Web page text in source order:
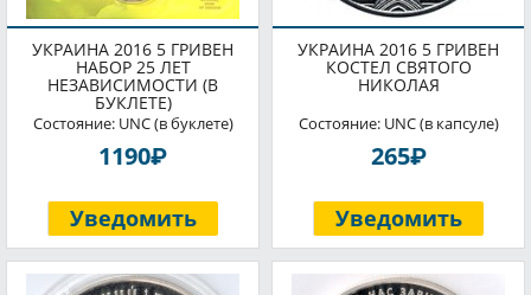
УКРАИНА 2016 5 ГРИВЕН
НАБОР 25 ЛЕТ
НЕЗАВИСИМОСТИ (В
БУКЛЕТЕ)
Состояние: UNC (в буклете)
1190P
Уведомить
УКРАИНА 2016 5 ГРИВЕН
КОСТЕЛ СВЯТОГО
НИКОЛАЯ
Состояние: UNC (в капсуле)
265P
Уведомить